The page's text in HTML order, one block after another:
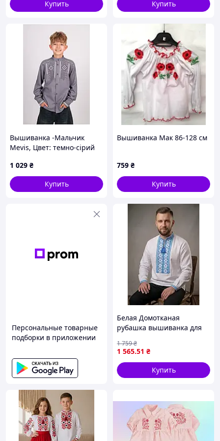
Купить Купить
Вышиванка -Мальчик
Mevis, Цвет: темно-сірий
1 029 ₴
Купить
Вышиванка Мак 86-128 см
759 ₴
Купить
Персональные товарные
подборки в приложении
Белая Домотканая
рубашка вышиванка для
140 146 152 158 164 170
176 176, Белый с голубой
вышивкой
1 565.51 ₴
1 759₴
Купить